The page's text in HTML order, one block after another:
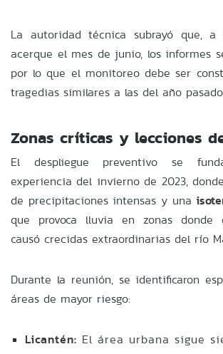
La autoridad técnica subrayó que,
acerque el mes de junio, los informes
por lo que el monitoreo debe ser
tragedias similares a las del año
Zonas críticas y lecciones
El despliegue preventivo se
experiencia del invierno de 2023,
de precipitaciones intensas y una
que provoca lluvia en zonas donde
causó crecidas extraordinarias del río
Durante la reunión, se identificaron
áreas de mayor riesgo:
Licantén: El área urbana sigue